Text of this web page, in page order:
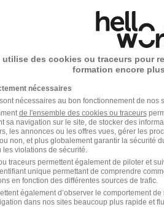
206/les-creches.htm
1600€
aux frais de transport et
utilise des cookies ou traceurs pour
formation encore
nécessaires
nécessaires au bon fonctionnement de nos
de l'ensemble des cookies ou traceurs
sa navigation sur le site, de stocker des
les annonces ou les offres vues, gérer les
non, et plus globalement garantir la sécurité
violations de sécurité.
traceurs permettent également de piloter et
unique permettant de comprendre
en fonction des différentes sources de trafic.
également d’observer le comportement
dans nos sites beaucoup plus rapide et